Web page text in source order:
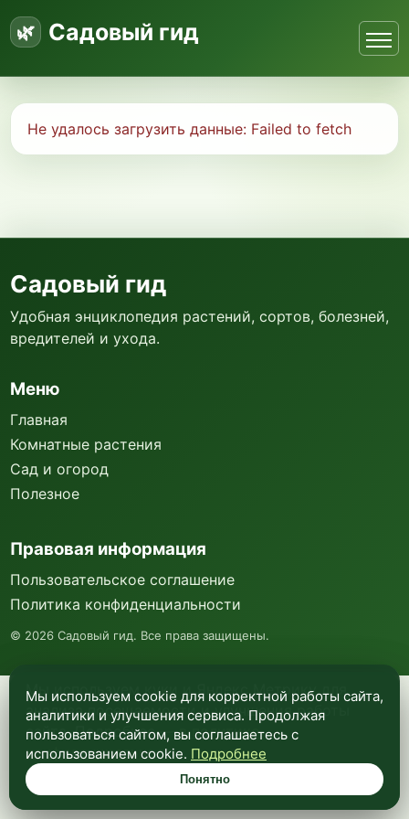
Садовый гид
Не удалось загрузить данные: Failed to fetch
Мы используем куки и Яндекс Метрику для
анализа посещаемости и улучшения работы
сайта. Подробнее —в политике
конфиденциальности.
Понятно
Садовый гид
Удобная энциклопедия растений, сортов, болезней,
вредителей и ухода.
Меню
Главная
Комнатные растения
Сад и огород
Полезное
Правовая информация
Пользовательское соглашение
Политика конфиденциальности
© 2026 Садовый гид. Все права защищены.
Мы используем cookie для корректной работы сайта,
аналитики и улучшения сервиса. Продолжая
пользоваться сайтом, вы соглашаетесь с
использованием cookie. Подробнее
Понятно